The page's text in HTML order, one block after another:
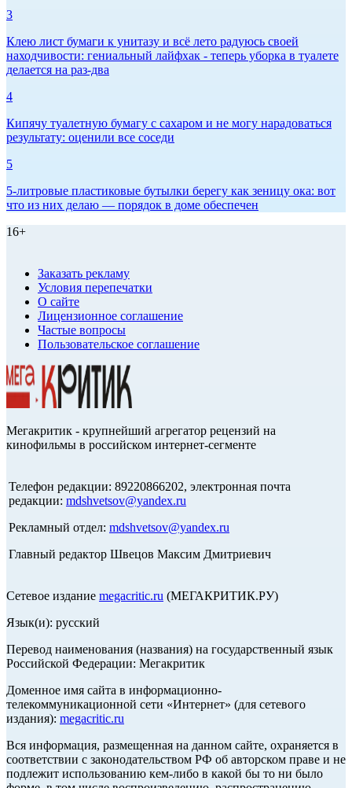
3
Клею лист бумаги к унитазу и всё лето радуюсь своей
находчивости: гениальный лайфхак - теперь уборка в туалете
делается на раз-два
4
Кипячу туалетную бумагу с сахаром и не могу нарадоваться
результату: оценили все соседи
5
5-литровые пластиковые бутылки берегу как зеницу ока: вот
что из них делаю — порядок в доме обеспечен
16+
Заказать рекламу
Условия перепечатки
О сайте
Лицензионное соглашение
Частые вопросы
Пользовательское соглашение
Мегакритик - крупнейший агрегатор рецензий на
кинофильмы в российском интернет-сегменте
Телефон редакции: 89220866202, электронная почта
редакции: mdshvetsov@yandex.ru
Рекламный отдел: mdshvetsov@yandex.ru
Главный редактор Швецов Максим Дмитриевич
Сетевое издание megacritic.ru (МЕГАКРИТИК.РУ)
Язык(и): русский
Перевод наименования (названия) на государственный язык
Российской Федерации: Мегакритик
Доменное имя сайта в информационно-
телекоммуникационной сети «Интернет» (для сетевого
издания): megacritic.ru
Вся информация, размещенная на данном сайте, охраняется в
соответствии с законодательством РФ об авторском праве и не
подлежит использованию кем-либо в какой бы то ни было